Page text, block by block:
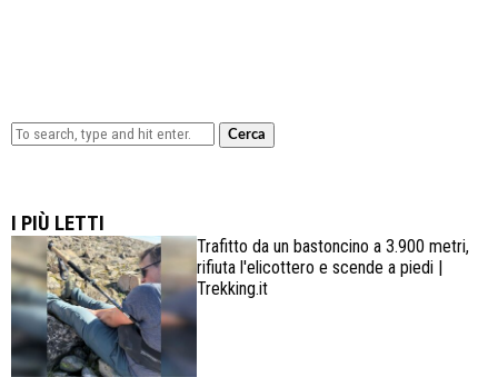
Cerca
I PIÙ LETTI
Trafitto da un bastoncino a 3.900 metri,
rifiuta l'elicottero e scende a piedi |
Trekking.it